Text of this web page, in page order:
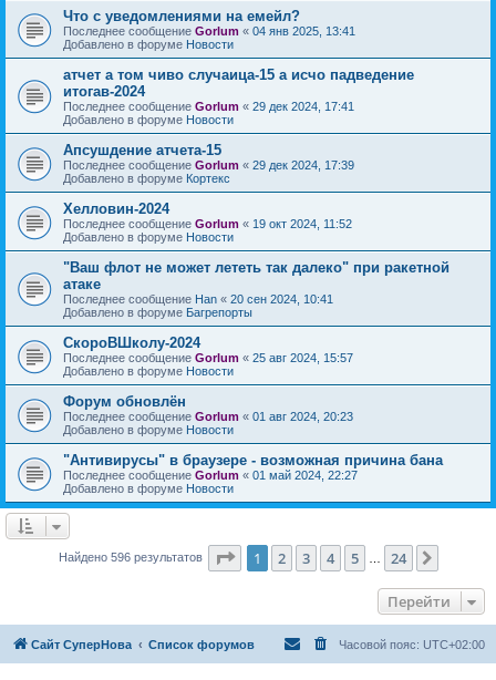
Что с уведомлениями на емейл?
Последнее сообщение Gorlum « 04 янв 2025, 13:41
Добавлено в форуме Новости
атчет а том чиво случаица-15 а исчо падведение
итогав-2024
Последнее сообщение Gorlum « 29 дек 2024, 17:41
Добавлено в форуме Новости
Апсушдение атчета-15
Последнее сообщение Gorlum « 29 дек 2024, 17:39
Добавлено в форуме Кортекс
Хелловин-2024
Последнее сообщение Gorlum « 19 окт 2024, 11:52
Добавлено в форуме Новости
"Ваш флот не может лететь так далеко" при ракетной
атаке
Последнее сообщение Han « 20 сен 2024, 10:41
Добавлено в форуме Багрепорты
СкороВШколу-2024
Последнее сообщение Gorlum « 25 авг 2024, 15:57
Добавлено в форуме Новости
Форум обновлён
Последнее сообщение Gorlum « 01 авг 2024, 20:23
Добавлено в форуме Новости
"Антивирусы" в браузере - возможная причина бана
Последнее сообщение Gorlum « 01 май 2024, 22:27
Добавлено в форуме Новости
Найдено 596 результатов Страница из 24
1 2 3 4 5 24
Перейти
Сайт СуперНова Список форумов Часовой пояс: UTC+02:00